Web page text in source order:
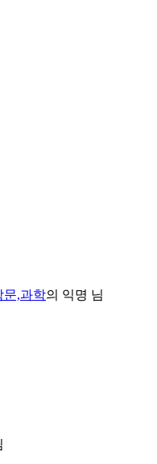
문,과학의 익명 님